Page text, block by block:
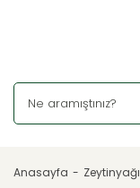
Anasayfa Zeytinyağı